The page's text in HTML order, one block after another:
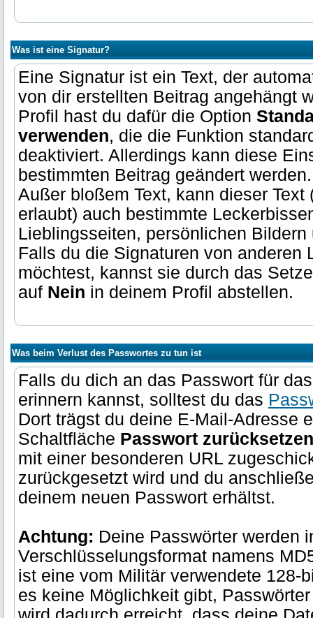
Was ist eine Signatur?
Eine Signatur ist ein Text, der
von dir erstellten Beitrag angehängt
Profil hast du dafür die Option
verwenden, die die Funktion
deaktiviert. Allerdings kann diese
bestimmten Beitrag geändert werden.
Außer bloßem Text, kann dieser
erlaubt) auch bestimmte
Lieblingsseiten, persönlichen Bildern
Falls du die Signaturen von anderen
möchtest, kannst sie durch das
auf Nein in deinem Profil abstellen.
Was beim Verlust des Passwortes zu tun ist
Falls du dich an das Passwort für
erinnern kannst, solltest du das
Dort trägst du deine E-Mail-Adresse
Schaltfläche Passwort zurücksetzen
mit einer besonderen URL
zurückgesetzt wird und du
deinem neuen Passwort erhältst.
Achtung: Deine Passwörter werden
Verschlüsselungsformat namens
ist eine vom Militär verwendete 128-
es keine Möglichkeit gibt,